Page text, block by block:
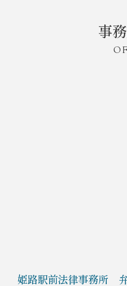
事
姫路駅前法律事務所